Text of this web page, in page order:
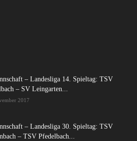
– Landesliga 14. Spieltag: TSV
– SV Leingarten...
2017
– Landesliga 30. Spieltag: TSV
– TSV Pfedelbach...